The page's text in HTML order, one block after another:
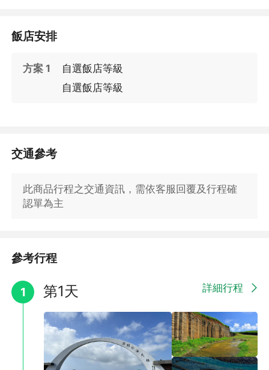
2026澎湖國際海上花火節◎預定於5月5日至7月29日盛大舉行
透過璀璨煙火、無人機燈光秀帶來一場專屬澎湖的花火盛會，在澎
湖觀音亭園區舉辦。
歡迎大家一起來澎湖歡度花火時光。
★澎湖海上花火節活動時間為五月及六月為每週一、週四晚上8點
開始，花火施放時間為晚上21:00-21:15
七月&八月為每週二施放。
主場：馬公市觀音亭園區。最新消息及異動以澎湖縣政府旅遊處公
飯店安排
方案 1
自選飯店等級
自選飯店等級
交通參考
此商品行程之交通資訊，需依客服回覆及行程確
認單為主
參考行程
1 第1天 詳細行程